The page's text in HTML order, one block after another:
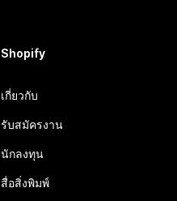
Shopify
เกี่ยวกับ
รับสมัครงาน
นักลงทุน
สื่อสิ่งพิมพ์